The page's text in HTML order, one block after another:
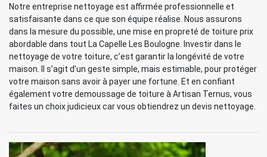
Notre entreprise nettoyage est affirmée professionnelle et
satisfaisante dans ce que son équipe réalise. Nous assurons
dans la mesure du possible, une mise en propreté de toiture prix
abordable dans tout La Capelle Les Boulogne. Investir dans le
nettoyage de votre toiture, c’est garantir la longévité de votre
maison. Il s’agit d’un geste simple, mais estimable, pour protéger
votre maison sans avoir à payer une fortune. Et en confiant
également votre demoussage de toiture à Artisan Ternus, vous
faites un choix judicieux car vous obtiendrez un devis nettoyage.